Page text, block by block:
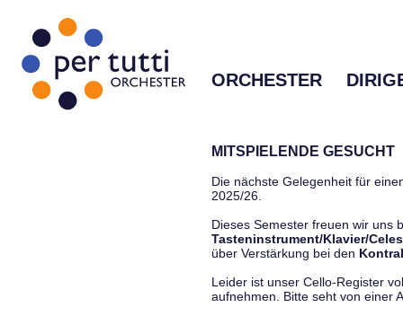
ORCHESTER
MITSPIELENDE GESUCHT
Die nächste Gelegenheit für
2025/26.
Dieses Semester freuen wir uns
Tasteninstrument/Klavier/
über Verstärkung bei den
Leider ist unser Cello-Register
aufnehmen. Bitte seht von einer